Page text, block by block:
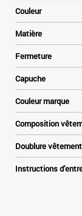
Couleur
Matière
Fermeture
Capuche
Couleur marque
Composition
Doublure vêtement
Instructions